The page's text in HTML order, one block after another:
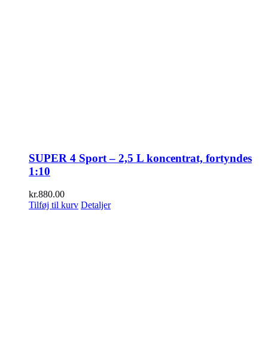
SUPER 4 Sport – 2,5 L koncentrat, fortyndes
1:10
kr.880.00
Tilføj til kurv Detaljer